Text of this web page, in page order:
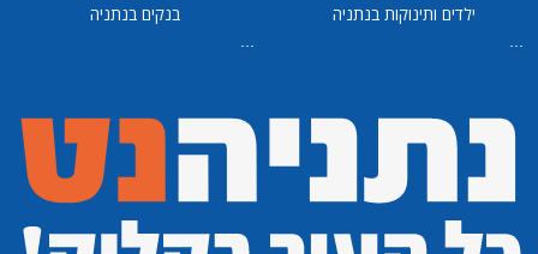
ילדים ותינוקות בנתניה
...
בנקים בנתניה
...